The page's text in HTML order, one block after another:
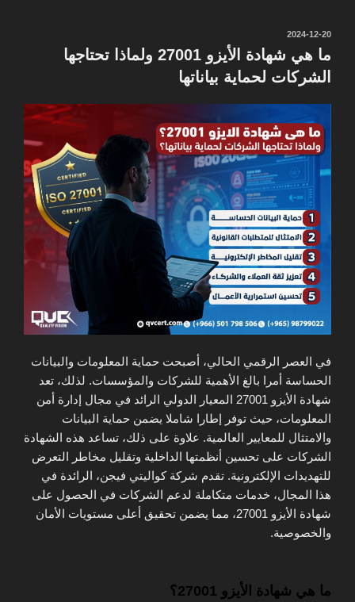
نُشر
في
2024-12-20
ما هي شهادة الأيزو 27001 ولماذا تحتاجها
الشركات لحماية بياناتها
في العصر الرقمي الحالي، أصبحت حماية المعلومات والبيانات
الحساسة أمرا بالغ الأهمية للشركات والمؤسسات. لذلك، تعد
شهادة الأيزو 27001 المعيار الدولي الرائد في مجال إدارة أمن
المعلومات، حيث توفر إطارا شاملا يضمن حماية البيانات
والامتثال للمعايير العالمية. علاوة على ذلك، تساعد هذه الشهادة
الشركات على تحسين أنظمتها الداخلية وتقليل مخاطر التعرض
للتهديدات الإلكترونية. تقدم شركة كواليتي فيجن، الرائدة في
هذا المجال، خدمات متكاملة لدعم الشركات في الحصول على
شهادة الأيزو 27001، مما يضمن تحقيق أعلى مستويات الأمان
والخصوصية.
ما هي شهادة الأيزو 27001؟